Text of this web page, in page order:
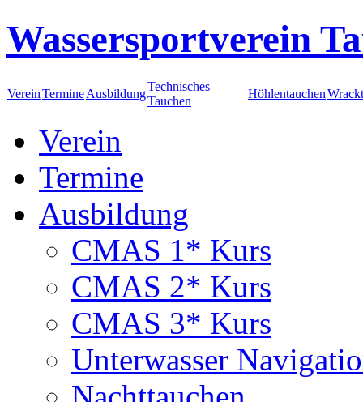
Wassersportverein
VereinTermineAusbildung
Technisches
Tauchen
Höhlentauchen
Verein
Termine
Ausbildung
CMAS 1* Kurs
CMAS 2* Kurs
CMAS 3* Kurs
Unterwasser